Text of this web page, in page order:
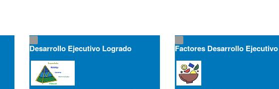
Desarrollo Ejecutivo Logrado Factores Desarrollo Ejecutivo